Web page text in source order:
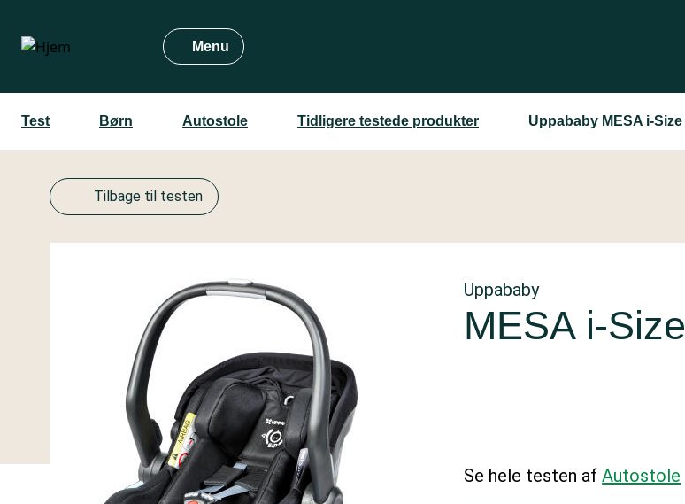
hovedindhold
Menu
Test Børn Autostole Tidligere testede produkter Uppababy MESA i-Size
Tilbage til testen
Uppababy
MESA i-Size
Se hele testen afAutostole